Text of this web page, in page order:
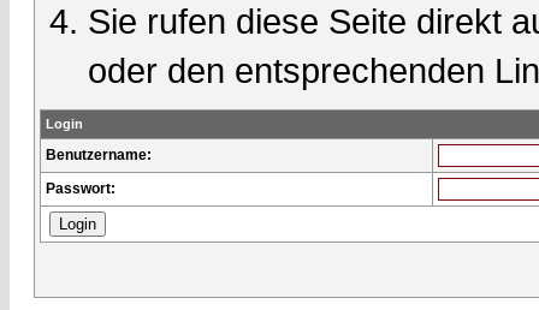
Sie rufen diese Seite direkt
oder den entsprechenden
Login
Benutzername:
Passwort: